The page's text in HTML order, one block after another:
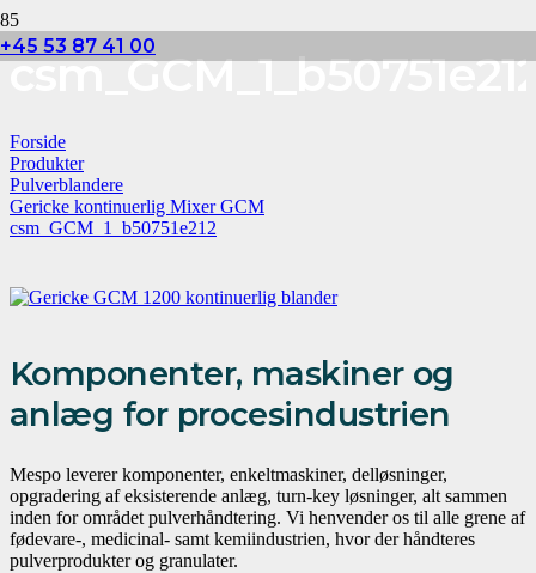
+45 53 87 41 00
Forside
Produkter
Pulverblandere
Gericke kontinuerlig Mixer GCM
csm_GCM_1_b50751e212
Komponenter, maskiner og
anlæg for procesindustrien
Mespo leverer komponenter, enkeltmaskiner, delløsninger,
opgradering af eksisterende anlæg, turn-key løsninger, alt sammen
inden for området pulverhåndtering. Vi henvender os til alle grene af
fødevare-, medicinal- samt kemiindustrien, hvor der håndteres
pulverprodukter og granulater.